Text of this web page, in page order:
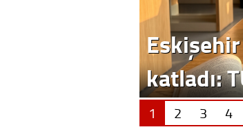
1 2 3 4